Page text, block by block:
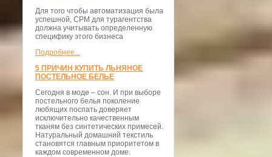
Для того чтобы автоматизация была
успешной, СРМ для турагентства
должна учитывать определенную
специфику этого бизнеса
Подробнее...
5 ПРИЧИН КУПИТЬ ЛЬНЯНОЕ
ПОСТЕЛЬНОЕ БЕЛЬЕ
Сегодня в моде – сон. И при выборе
постельного белья поколение
любящих поспать доверяет
исключительно качественным
тканям без синтетических примесей.
Натуральный домашний текстиль
становятся главным приоритетом в
каждом современном доме.